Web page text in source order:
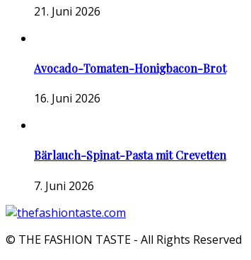
21. Juni 2026
Avocado-Tomaten-Honigbacon-Brot
16. Juni 2026
Bärlauch-Spinat-Pasta mit Crevetten
7. Juni 2026
© THE FASHION TASTE - All Rights Reserved